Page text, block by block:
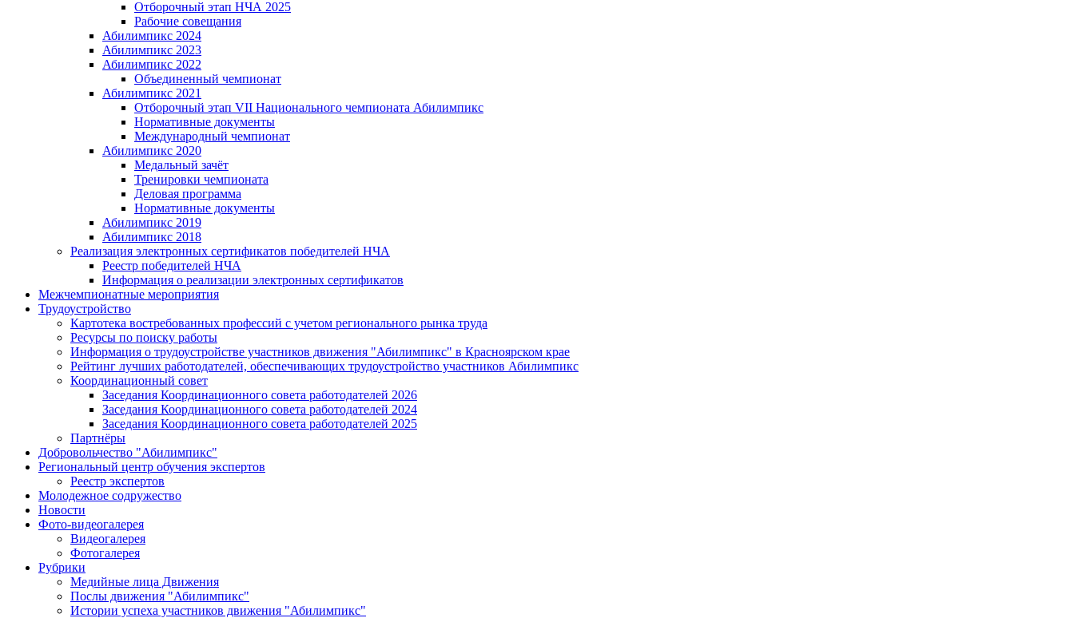
Отборочный этап НЧА 2025
Рабочие совещания
Абилимпикс 2024
Абилимпикс 2023
Абилимпикс 2022
Объединенный чемпионат
Абилимпикс 2021
Отборочный этап VII Национального чемпионата Абилимпикс
Нормативные документы
Международный чемпионат
Абилимпикс 2020
Медальный зачёт
Тренировки чемпионата
Деловая программа
Нормативные документы
Абилимпикс 2019
Абилимпикс 2018
Реализация электронных сертификатов победителей НЧА
Реестр победителей НЧА
Информация о реализации электронных сертификатов
Межчемпионатные мероприятия
Трудоустройство
Картотека востребованных профессий с учетом регионального рынка труда
Ресурсы по поиску работы
Информация о трудоустройстве участников движения "Абилимпикс" в Красноярском крае
Рейтинг лучших работодателей, обеспечивающих трудоустройство участников Абилимпикс
Координационный совет
Заседания Координационного совета работодателей 2026
Заседания Координационного совета работодателей 2024
Заседания Координационного совета работодателей 2025
Партнёры
Добровольчество "Абилимпикс"
Региональный центр обучения экспертов
Реестр экспертов
Молодежное содружество
Новости
Фото-видеогалерея
Видеогалерея
Фотогалерея
Рубрики
Медийные лица Движения
Послы движения "Абилимпикс"
Истории успеха участников движения "Абилимпикс"